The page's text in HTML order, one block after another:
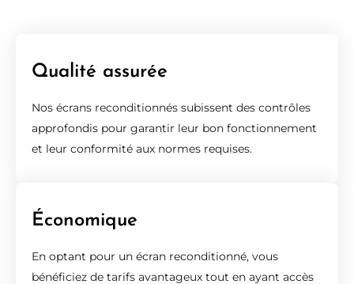
Qualité assurée
Nos écrans reconditionnés subissent des contrôles
approfondis pour garantir leur bon fonctionnement
et leur conformité aux normes requises.
Économique
En optant pour un écran reconditionné, vous
bénéficiez de tarifs avantageux tout en ayant accès